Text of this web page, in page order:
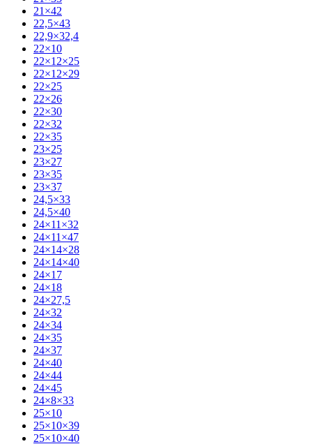
21×42
22,5×43
22,9×32,4
22×10
22×12×25
22×12×29
22×25
22×26
22×30
22×32
22×35
23×25
23×27
23×35
23×37
24,5×33
24,5×40
24×11×32
24×11×47
24×14×28
24×14×40
24×17
24×18
24×27,5
24×32
24×34
24×35
24×37
24×40
24×44
24×45
24×8×33
25×10
25×10×39
25×10×40